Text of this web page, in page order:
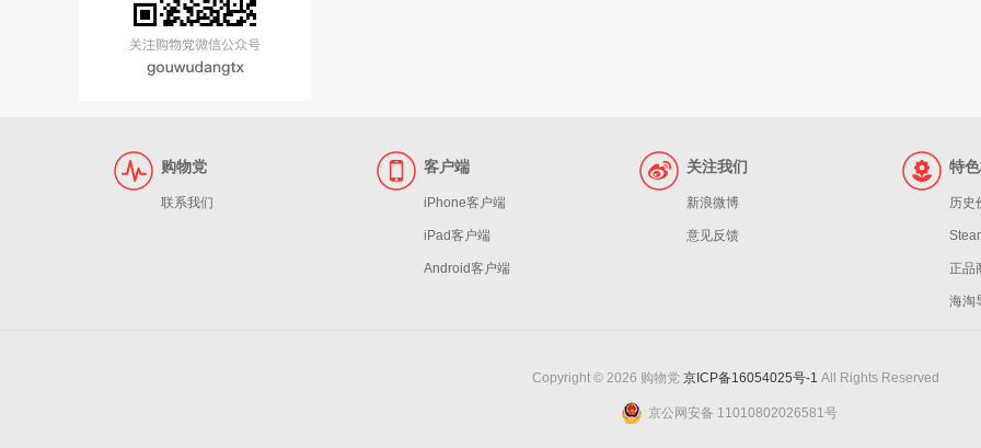
购物党
联系我们
客户端
iPhone客户端
iPad客户端
Android客户端
关注我们
新浪微博
意见反馈
特色
历史
正品
海淘
Copyright © 2026 购物党 京ICP备16054025号-1 All Rights Reserved
京公网安备 11010802026581号